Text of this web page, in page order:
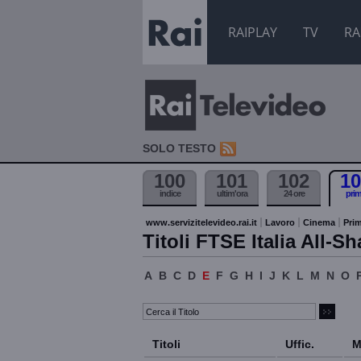
RAIPLAY TV
SOLO TESTO
100
indice
101
ultim'ora
102
24 ore
www.servizitelevideo.rai.it Lavoro Cinema
Titoli FTSE Italia All-
A B C D E F G H I J K L M N O
Titoli Uffic.